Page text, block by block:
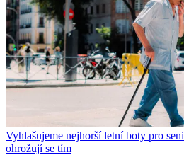
Vyhlašujeme nejhorší letní boty pro
ohrožují se tím